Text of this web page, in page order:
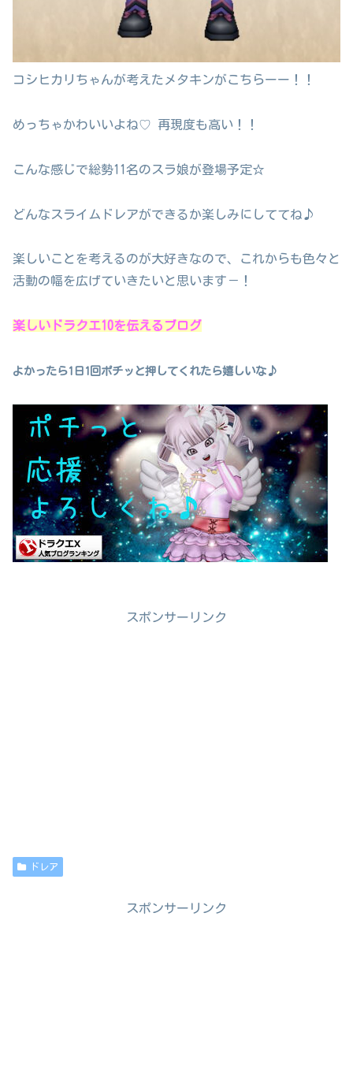
コシヒカリちゃんが考えたメタキンがこちらーー！！
めっちゃかわいいよね♡ 再現度も高い！！
こんな感じで総勢11名のスラ娘が登場予定☆
どんなスライムドレアができるか楽しみにしててね♪
楽しいことを考えるのが大好きなので、これからも色々と
活動の幅を広げていきたいと思います－！
楽しいドラクエ10を伝えるブログ
よかったら1日1回ポチッと押してくれたら嬉しいな♪
スポンサーリンク
ドレア
スポンサーリンク